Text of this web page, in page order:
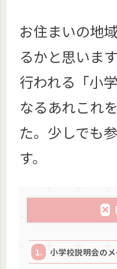
お住まいの地
るかと思いま
行われる「小
なるあれこれ
た。少しでも
す。
小学校説明会の